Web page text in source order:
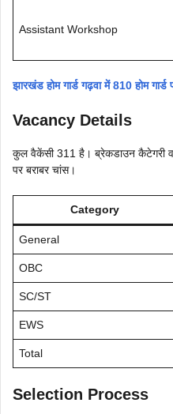
Assistant Workshop
झारखंड होम गार्ड गढ़वा में 810 होम
Vacancy Details
कुल वैकेंसी 311 है। ब्रेकडाउन कैटेगरी
पर बराबर चांस।
Category
General
OBC
SC/ST
EWS
Total
Selection Process